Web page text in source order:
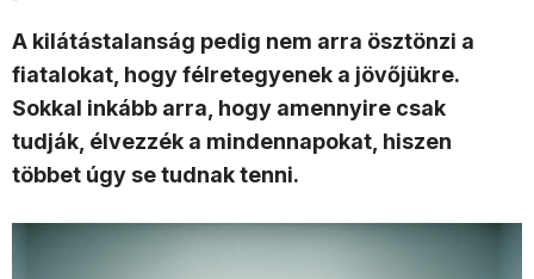
A kilátástalanság pedig nem arra ösztönzi a
fiatalokat, hogy félretegyenek a jövőjükre.
Sokkal inkább arra, hogy amennyire csak
tudják, élvezzék a mindennapokat, hiszen
többet úgy se tudnak tenni.